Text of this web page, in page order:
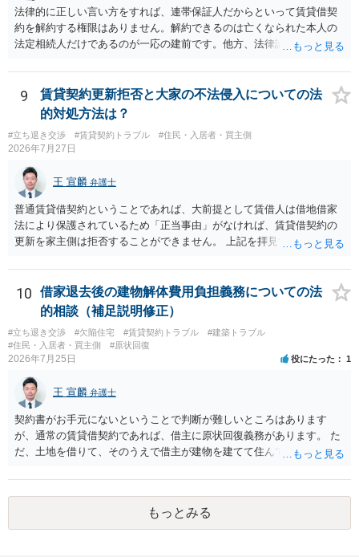
有効とされています。 今後の交渉では、①現在は普通借家契約が継続
しており定期借家への変更に合意していないこと、②貸主側の事情
（誰が所有者で誰が実際に住む予定か等）を具体的に書面で説明して
ほしいこと、③自分たちの居住継続の必要性を丁寧に伝えること、を
基本方針としたうえで、仮に一定時期の退去を検討する場合には、立
退料・引越費用・原状回復費用負担などの条件を明確にした書面を作
成することが重要です。 契約書では、更新条項・解除条項・期間の定
め・定期借家に関する記載の有無、これまでの更新時の合意内容
（「今回で最後」などの文言）が、借主不利な特約として無効になり
得るかどうかも含めて検討ポイントになりますので、署名押印前に内
容を十分に確認し、不明点は弁護士に相談することをおすすめしま
す。
法律的に正しい言い方をすれば、連帯保証人だからといって賃貸借契
約を解約する権限はありません。解約できるのは亡くなられた本人の
法定相続人だけであるのが一応の建前です。他方、法律論はさてお
する動機づけがなくなります。 今回進められつつある手続はあくまで
も、建物を賃貸人に一日も早く明け渡すための便宜的方法として理解
するのが良いと思います。またその方法で進めた方が、連帯保証人で
あるお知り合いさんにとっても、自身の経済的負担を最小限に食い止
められるため望ましいやり方だといえます。
9
賃貸契約更新拒否と大家の不法侵入についての法
的対処方法は？
#立ち退き交渉 #賃貸契約トラブル #住民・入居者・買主側
2026年7月27日
王 宣麟 弁護士
普通賃貸借契約ということであれば、大前提として賃借人は借地借家
法により保護されているため「正当事由」がなければ、賃貸借契約の
更新を家主側は拒否することができません。 上記を拝見する限り、通
定期確認させてもらないこと」が直ちに正当事由に当たるとは思えま
せんので、更新拒絶を拒否される方向性でよろしいかと存じます。 そ
の交渉の中で、一定の金銭をもらえれば退去には応じる旨交渉をして
みるのはいかがでしょうか。 過去に賃借人の許可なく無断で賃貸人が
入室する行為自体は不法行為となり、また刑事的にも住居侵入罪が成
立する可能性がありますので、これを理由に一定の金銭賠償を求める
10
借家退去後の建物解体費用負担義務についての法
的相談（補足説明修正）
#立ち退き交渉 #欠陥住宅 #賃貸契約トラブル
#建築トラブル
#住民・入居者・買主側
#原状回復
2026年7月25日 役にたった 1
王 宣麟 弁護士
契約書がお手元にないということで判断が難しいところはあります
が、通常の賃貸借契約であれば、借主に原状回復義務があります。 た
だ、土地を借りて、そのうえで借主が建物を建てて住んでいたケース
であれば、建物を収去して土地を明渡す義務は原則生じないはずで
す。 その後、建物を平屋に立て替えた場合であっても、貸主の承諾を
得ているのであれば、単純に費用を捻出した側に平屋の所有権が帰属
する、という話になるわけでもないように思います。 そのため、現
もっとみる